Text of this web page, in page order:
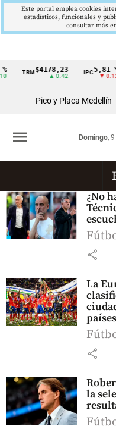
Cintillo
Colombia
TRM$4178,23
▲ 0.42
IPC5,81 %
▼ 0.12
Pico y Placa Medellín
Domingo,
menu
¿No
share
La
países
share
la
Este portal emplea cookies
estadísticos, funcionales y
consultar más